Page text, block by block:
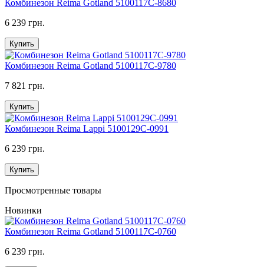
Комбинезон Reima Gotland 5100117C-8680
6 239 грн.
Купить
Комбинезон Reima Gotland 5100117C-9780
7 821 грн.
Купить
Комбинезон Reima Lappi 5100129C-0991
6 239 грн.
Купить
Просмотренные товары
Новинки
Комбинезон Reima Gotland 5100117C-0760
6 239 грн.